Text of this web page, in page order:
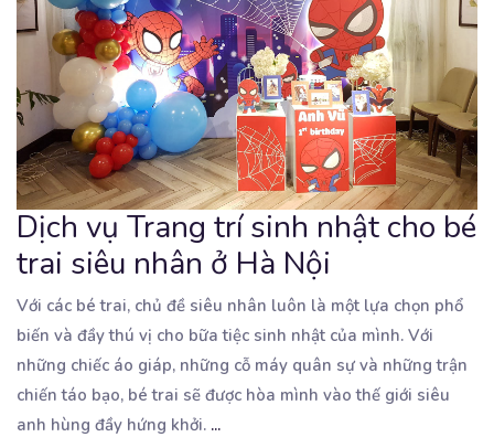
Dịch vụ Trang trí sinh nhật cho bé
trai siêu nhân ở Hà Nội
Với các bé trai, chủ đề siêu nhân luôn là một lựa chọn phổ
biến và đầy thú vị cho bữa tiệc sinh nhật của mình. Với
những chiếc áo giáp, những cỗ máy quân sự và những trận
chiến táo bạo, bé trai sẽ được hòa mình vào thế giới siêu
anh hùng đầy hứng khởi. ...